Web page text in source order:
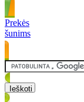
Prekės
šunims